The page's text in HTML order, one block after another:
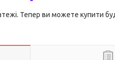
Тепер ви можете купити